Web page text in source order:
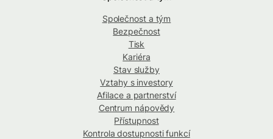
Společnost a tým
Bezpečnost
Tisk
Kariéra
Stav služby
Vztahy s investory
Afilace a partnerství
Centrum nápovědy
Přístupnost
Kontrola dostupnosti funkcí